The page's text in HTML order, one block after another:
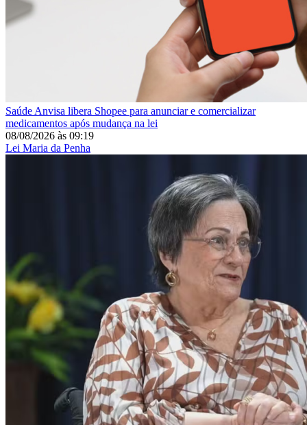
Saúde Anvisa libera Shopee para anunciar e comercializar
medicamentos após mudança na lei
08/08/2026 às 09:19
Lei Maria da Penha